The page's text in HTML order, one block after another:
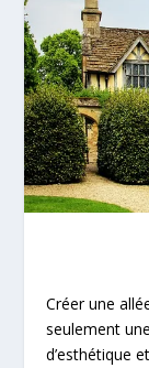
Créer une
seulement
d’esthétique